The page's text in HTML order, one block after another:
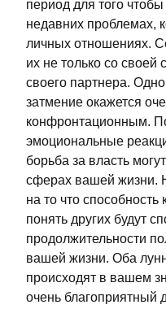
период для того
недавних проблемах,
личных отношениях.
их не только со своей
своего партнера.
затмение окажется
конфронтационным.
эмоциональные
борьба за власть
сферах вашей жизни.
на то что
понять других будут
продолжительности
вашей жизни. Оба
происходят в вашем
очень благоприятный